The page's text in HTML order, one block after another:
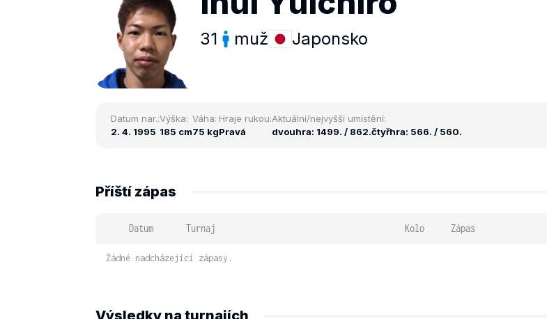
31 muž Japonsko
Datum nar.:
2. 4. 1995
Výška:
185 cm
Váha:
75 kg
Hraje rukou:
Pravá
Aktuální/nejvyšší umístění:
dvouhra: 1499. / 862.čtyřhra: 566. / 560.
Příští zápas
Datum Turnaj Kolo Zápas
Žádné nadcházející zápasy.
Výsledky na turnajích